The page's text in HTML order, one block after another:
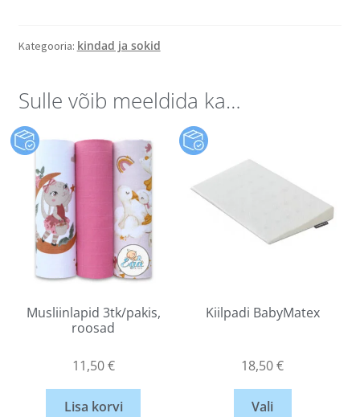
Kategooria: kindad ja sokid
Sulle võib meeldida ka…
Musliinlapid 3tk/pakis,
roosad
11,50€
Lisa korvi
Kiilpadi BabyMatex
18,50€
Vali